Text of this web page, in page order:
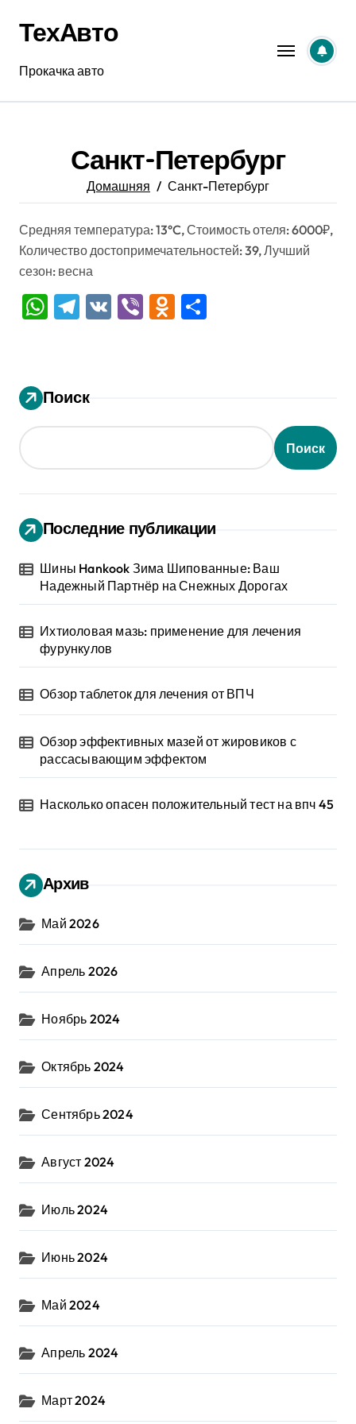
содержанию
ТехАвто
Прокачка авто
Санкт-Петербург
Домашняя Санкт-Петербург
Средняя температура: 13°C, Стоимость отеля: 6000₽,
Количество достопримечательностей: 39, Лучший
сезон: весна
WhatsApp
Telegram
VK ViberOdnoklassniki
Поиск
Поиск
Последние публикации
Шины Hankook Зима Шипованные: Ваш
Надежный Партнёр на Снежных Дорогах
Ихтиоловая мазь: применение для лечения
фурункулов
Обзор таблеток для лечения от ВПЧ
Обзор эффективных мазей от жировиков с
рассасывающим эффектом
Насколько опасен положительный тест на впч 45
Архив
Май 2026
Апрель 2026
Ноябрь 2024
Октябрь 2024
Сентябрь 2024
Август 2024
Июль 2024
Июнь 2024
Май 2024
Апрель 2024
Март 2024